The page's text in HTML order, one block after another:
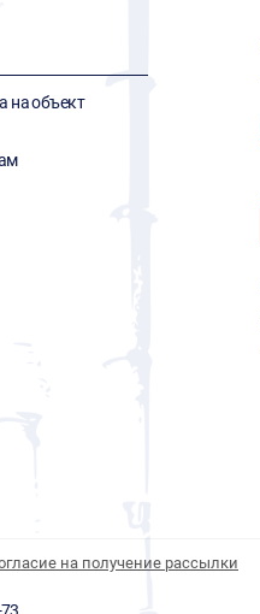
на объект
на получение рассылки